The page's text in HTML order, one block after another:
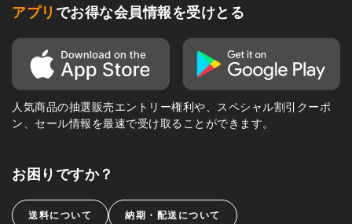
アプリ でお得な会員情報を受けとる
人気商品の抽選販売エントリー権利や、スペシャル割引クーポ
ン、セール情報を最速で受け取ることができます。
お困りですか？
送料について 納期・配送について